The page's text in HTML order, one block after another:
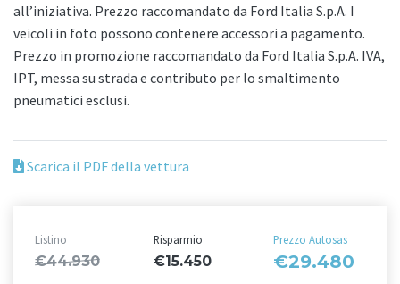
all’iniziativa. Prezzo raccomandato da Ford Italia S.p.A. I
veicoli in foto possono contenere accessori a pagamento.
Prezzo in promozione raccomandato da Ford Italia S.p.A. IVA,
IPT, messa su strada e contributo per lo smaltimento
pneumatici esclusi.
Scarica il PDF della vettura
Listino
€44.930
Risparmio
€15.450
Prezzo Autosas
€29.480